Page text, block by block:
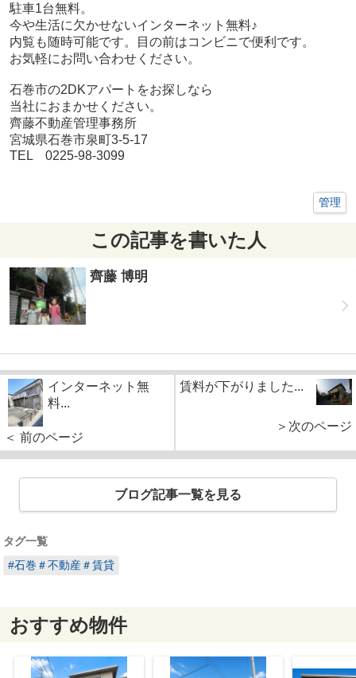
駐車1台無料。
今や生活に欠かせないインターネット無料♪
内覧も随時可能です。目の前はコンビニで便利です。
お気軽にお問い合わせください。
石巻市の2DKアパートをお探しなら
当社におまかせください。
齊藤不動産管理事務所
宮城県石巻市泉町3-5-17
TEL 0225-98-3099
管理
この記事を書いた人
齊藤 博明
インターネット無
料...
＜ 前のページ
賃料が下がりました...
＞次のページ
ブログ記事一覧を見る
タグ一覧
#石巻＃不動産＃賃貸
おすすめ物件